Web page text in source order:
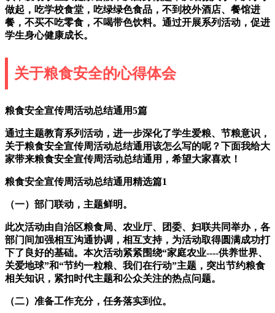
做起，吃学校食堂，吃绿绿色食品，不到校外酒店、餐馆进
餐，不买不吃零食，不喝带色饮料。通过开展系列活动，促进
学生身心健康成长。
关于粮食安全的心得体会
粮食安全宣传周活动总结通用5篇
通过主题教育系列活动，进一步深化了学生爱粮、节粮意识，
关于粮食安全宣传周活动总结通用该怎么写的呢？下面我给大
家带来粮食安全宣传周活动总结通用，希望大家喜欢！
粮食安全宣传周活动总结通用精选篇1
（一）部门联动，主题鲜明。
此次活动由自治区粮食局、农业厅、团委、妇联共同举办，各
部门间加强相互沟通协调，相互支持，为活动取得圆满成功打
下了良好的基础。本次活动紧紧围绕“家庭农业----供养世界、
关爱地球”和“节约一粒粮、我们在行动”主题，突出节约粮食
相关知识，紧扣时代主题和公众关注的热点问题。
（二）准备工作充分，任务落实到位。